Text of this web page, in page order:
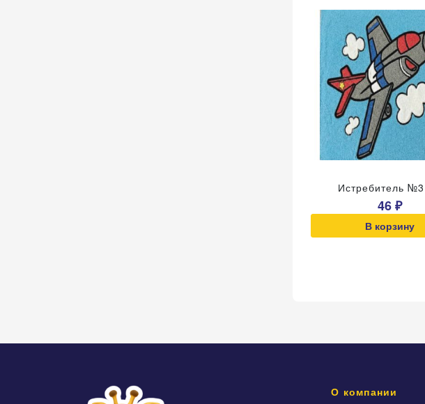
Истребитель
46 ₽
В корзину
О компании